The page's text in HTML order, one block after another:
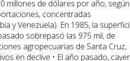
millones de dólares por año, según
concentradas
y Venezuela). En 1985, la
sobrepasó las 975 mil, de
agropecuarias de Santa Cruz,
en declive • El año pasado,